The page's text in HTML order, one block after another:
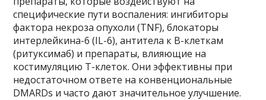
специфические пути воспаления: ингибиторы
фактора некроза опухоли (TNF), блокаторы
интерлейкина-6 (IL-6), антитела к B-клеткам
(ритуксимаб) и препараты, влияющие на
костимуляцию Т-клеток. Они эффективны при
недостаточном ответе на конвенциональные
DMARDs и часто дают значительное улучшение.